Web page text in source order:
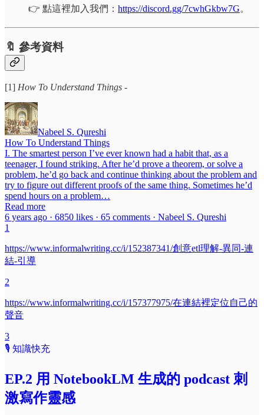
👉 點這裡加入我們： https://discord.gg/7cwhGkbw7G。
🔖 參考資料
[1] How To Understand Things -
Nabeel S. Qureshi
How To Understand Things
I. The smartest person I’ve ever known had a habit that, as a
teenager, I found striking. After he’d prove a theorem, or solve a
problem, he’d go back and continue thinking about the problem and
try to figure out different proofs of the same thing. Sometimes he’d
spend hours on a problem…
Read more
6 years ago · 6850 likes · 65 comments · Nabeel S. Qureshi
1
https://www.informalwriting.cc/i/152387341/創意etl理解-異同-連
結-引導
2
https://www.informalwriting.cc/i/157377975/在連結裡定位自己的
聲音
3
🎙️ 知識快充
EP.2 用 NotebookLM 生成的 podcast 刺
激寫作靈感